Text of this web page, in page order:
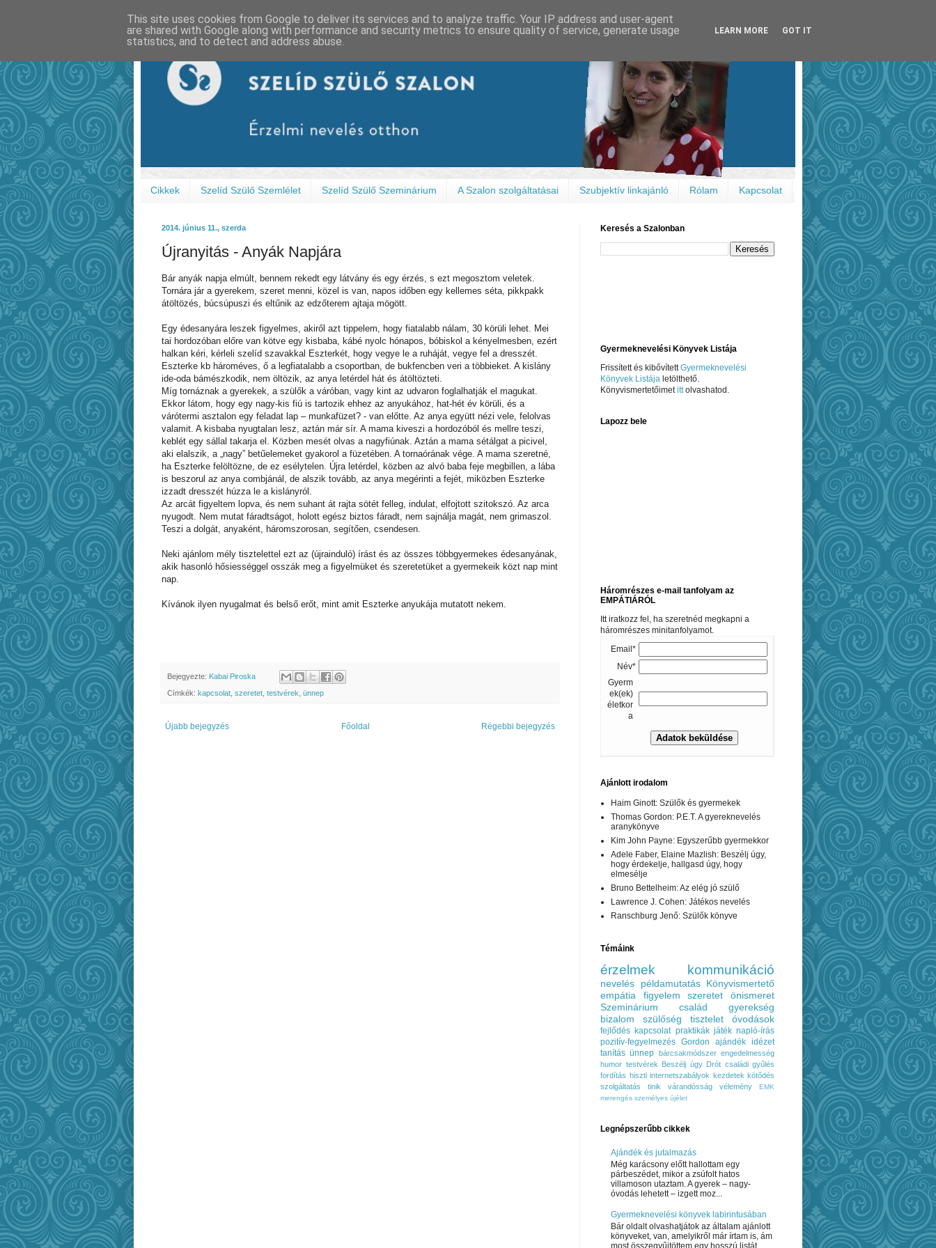
Cikkek Szelíd Szülő Szemlélet Szelíd Szülő Szeminárium A Szalon szolgáltatásai Szubjektív linkajánló Rólam Kapcsolat
2014. június 11., szerda
Újranyitás - Anyák Napjára
Bár anyák napja elmúlt, bennem rekedt egy látvány és egy érzés, s ezt megosztom veletek.
Tornára jár a gyerekem, szeret menni, közel is van, napos időben egy kellemes séta, pikkpakk
átöltözés, búcsúpuszi és eltűnik az edzőterem ajtaja mögött.
Egy édesanyára leszek figyelmes, akiről azt tippelem, hogy fiatalabb nálam, 30 körüli lehet. Mei
tai hordozóban előre van kötve egy kisbaba, kábé nyolc hónapos, bóbiskol a kényelmesben, ezért
halkan kéri, kérleli szelíd szavakkal Eszterkét, hogy vegye le a ruháját, vegye fel a dresszét.
Eszterke kb hároméves, ő a legfiatalabb a csoportban, de bukfencben veri a többieket. A kislány
ide-oda bámészkodik, nem öltözik, az anya letérdel hát és átöltözteti.
Míg tornáznak a gyerekek, a szülők a váróban, vagy kint az udvaron foglalhatják el magukat.
Ekkor látom, hogy egy nagy-kis fiú is tartozik ehhez az anyukához, hat-hét év körüli, és a
várótermi asztalon egy feladat lap – munkafüzet? - van előtte. Az anya együtt nézi vele, felolvas
valamit. A kisbaba nyugtalan lesz, aztán már sír. A mama kiveszi a hordozóból és mellre teszi,
keblét egy sállal takarja el. Közben mesét olvas a nagyfiúnak. Aztán a mama sétálgat a picivel,
aki elalszik, a „nagy” betűelemeket gyakorol a füzetében. A tornaórának vége. A mama szeretné,
ha Eszterke felöltözne, de ez esélytelen. Újra letérdel, közben az alvó baba feje megbillen, a lába
is beszorul az anya combjánál, de alszik tovább, az anya megérinti a fejét, miközben Eszterke
izzadt dresszét húzza le a kislányról.
Az arcát figyeltem lopva, és nem suhant át rajta sötét felleg, indulat, elfojtott szitokszó. Az arca
nyugodt. Nem mutat fáradtságot, holott egész biztos fáradt, nem sajnálja magát, nem grimaszol.
Teszi a dolgát, anyaként, háromszorosan, segítően, csendesen.
Neki ajánlom mély tisztelettel ezt az (újrainduló) írást és az összes többgyermekes édesanyának,
akik hasonló hősiességgel osszák meg a figyelmüket és szeretetüket a gyermekeik közt nap mint
nap.
Kívánok ilyen nyugalmat és belső erőt, mint amit Eszterke anyukája mutatott nekem.
Bejegyezte: Kabai Piroska
Címkék: kapcsolat szeretet testvérek ünnep
Újabb bejegyzés Régebbi bejegyzés
Főoldal
Keresés a Szalonban
Gyermeknevelési Könyvek Listája
Frissített és kibővítettGyermeknevelési
Könyvek Listája letölthető.
Könyvismertetőimetitt olvashatod.
Lapozz bele
Háromrészes e-mail tanfolyam az
EMPÁTIÁRÓL
Itt iratkozz fel, ha szeretnéd megkapni a
háromrészes minitanfolyamot.
Email*
Név*
Gyerm
ek(ek)
életkor
a
Ajánlott irodalom
Haim Ginott: Szülők és gyermekek
Thomas Gordon: P.E.T. A gyereknevelés
aranykönyve
Kim John Payne: Egyszerűbb gyermekkor
Adele Faber, Elaine Mazlish: Beszélj úgy,
hogy érdekelje, hallgasd úgy, hogy
elmesélje
Bruno Bettelheim: Az elég jó szülő
Lawrence J. Cohen: Játékos nevelés
Ranschburg Jenő: Szülők könyve
Témáink
érzelmek kommunikáció
nevelés példamutatás Könyvismertető
empátia
figyelem szeretet
önismeret
Szeminárium
család
gyerekség
bizalom
szülőség tisztelet óvodások
fejlődés kapcsolat praktikák játék napló-írás
pozitív-fegyelmezés Gordon ajándék idézet
tanítás ünnep bárcsakmódszer engedelmesség
humor testvérek Beszélj úgy Drót családi gyűlés
fordítás hiszti internetszabályok kezdetek kötődés
szolgáltatás
tinik várandósság vélemény
EMK
merengés személyes újélet
Legnépszerűbb cikkek
Ajándék és jutalmazás
Még karácsony előtt hallottam egy
párbeszédet, mikor a zsúfolt hatos
villamoson utaztam. A gyerek – nagy-
óvodás lehetett – izgett moz...
Gyermeknevelési könyvek labirintusában
Bár oldalt olvashatjátok az általam ajánlott
könyveket, van, amelyikről már írtam is, ám
most összegyűjtöttem egy hosszú listát
This site uses cookies from Google to deliver its services and to analyze traffic. Your IP address and user-agent
are shared with Google along with performance and security metrics to ensure quality of service, generate usage
statistics, and to detect and address abuse.
LEARN MORE GOT IT